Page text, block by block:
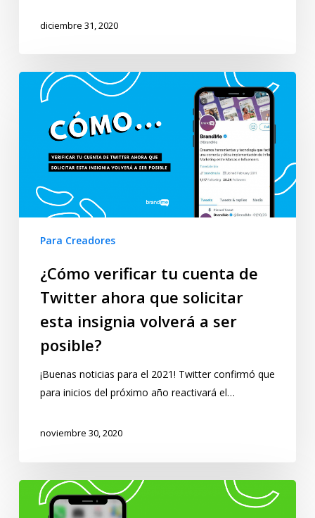
diciembre 31, 2020
Para Creadores
¿Cómo verificar tu cuenta de
Twitter ahora que solicitar
esta insignia volverá a ser
posible?
¡Buenas noticias para el 2021! Twitter confirmó que
para inicios del próximo año reactivará el…
noviembre 30, 2020